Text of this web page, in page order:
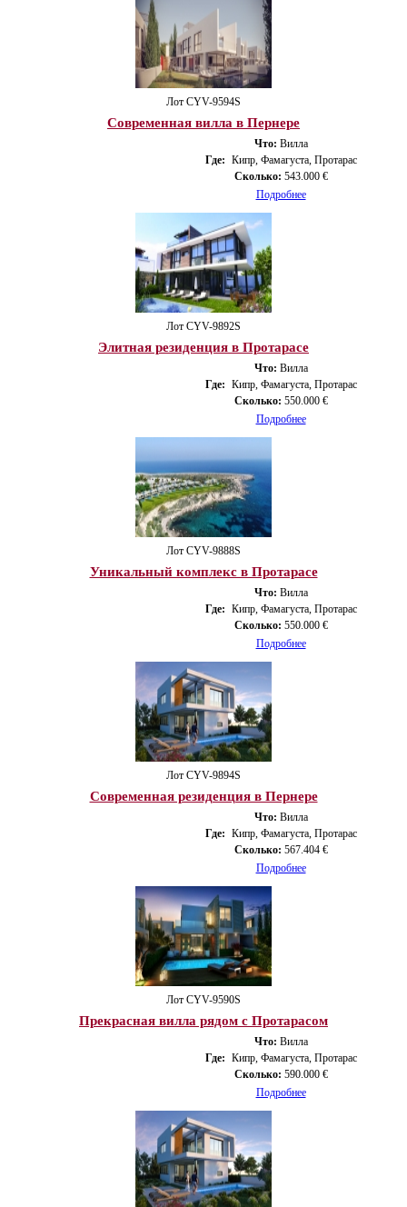
Лот CYV-9594S
Современная вилла в Пернере
Что: Вилла
Где: Кипр, Фамагуста, Протарас
Сколько: 543.000 €
Подробнее
Лот CYV-9892S
Элитная резиденция в Протарасе
Что: Вилла
Где: Кипр, Фамагуста, Протарас
Сколько: 550.000 €
Подробнее
Лот CYV-9888S
Уникальный комплекс в Протарасе
Что: Вилла
Где: Кипр, Фамагуста, Протарас
Сколько: 550.000 €
Подробнее
Лот CYV-9894S
Современная резиденция в Пернере
Что: Вилла
Где: Кипр, Фамагуста, Протарас
Сколько: 567.404 €
Подробнее
Лот CYV-9590S
Прекрасная вилла рядом с Протарасом
Что: Вилла
Где: Кипр, Фамагуста, Протарас
Сколько: 590.000 €
Подробнее